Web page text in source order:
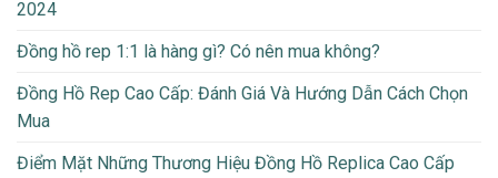
2024
Đồng hồ rep 1:1 là hàng gì? Có nên mua không?
Đồng Hồ Rep Cao Cấp: Đánh Giá Và Hướng Dẫn Cách Chọn
Mua
Điểm Mặt Những Thương Hiệu Đồng Hồ Replica Cao Cấp